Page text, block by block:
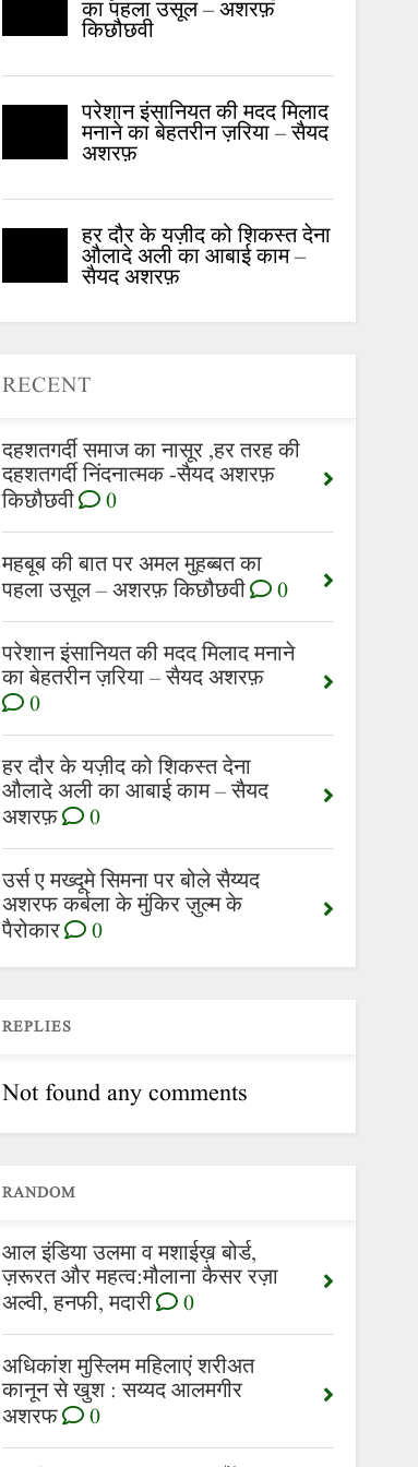
का पहला उसूल – अशरफ़
किछौछवी
परेशान इंसानियत की मदद मिलाद
मनाने का बेहतरीन ज़रिया – सैयद
अशरफ़
हर दौर के यज़ीद को शिकस्त देना
औलादे अली का आबाई काम –
सैयद अशरफ़
RECENT
दहशतगर्दी समाज का नासूर ,हर तरह की
दहशतगर्दी निंदनात्मक -सैयद अशरफ़
किछौछवी
0
महबूब की बात पर अमल मुहब्बत का
पहला उसूल – अशरफ़ किछौछवी
0
परेशान इंसानियत की मदद मिलाद मनाने
का बेहतरीन ज़रिया – सैयद अशरफ़
0
हर दौर के यज़ीद को शिकस्त देना
औलादे अली का आबाई काम – सैयद
अशरफ़
0
उर्स ए मख्दूमे सिमना पर बोले सैय्यद
अशरफ कर्बला के मुंकिर ज़ुल्म के
पैरोकार
0
REPLIES
Not found any comments
RANDOM
आल इंडिया उलमा व मशाईख़ बोर्ड,
ज़रूरत और महत्व:मौलाना कैसर रज़ा
अल्वी, हनफी, मदारी
0
अधिकांश मुस्लिम महिलाएं शरीअत
कानून से खुश : सय्यद आलमगीर
अशरफ
0